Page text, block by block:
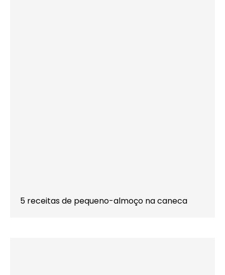
5 receitas de pequeno-almoço na caneca